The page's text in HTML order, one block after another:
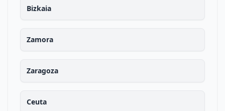
Bizkaia
Zamora
Zaragoza
Ceuta